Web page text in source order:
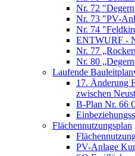
Nr. 72
Nr. 73 "PV-
Nr. 74
ENTWURF -
Nr. 77
Nr. 80
Laufende
17. Änderung
zwischen
B-Plan Nr. 66
Flächennutzungsplan
PV-Anlage